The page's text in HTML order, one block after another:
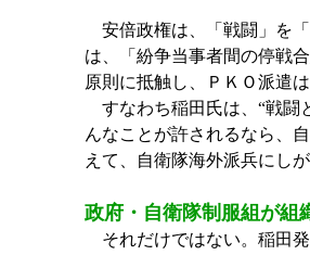
安倍政権は、「戦闘」を「
は、「紛争当事者間の停戦
原則に抵触し、ＰＫＯ派遣
すなわち稲田氏は、“戦闘
んなことが許されるなら、
えて、自衛隊海外派兵にし
政府・自衛隊制服組が
それだけではない。稲田